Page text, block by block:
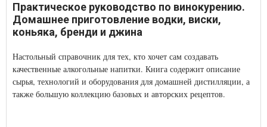
Практическое руководство по винокурению.
Домашнее приготовление водки, виски,
коньяка, бренди и джина
Настольный справочник для тех, кто хочет сам создавать
качественные алкогольные напитки. Книга содержит описание
сырья, технологий и оборудования для домашней дистилляции, а
также большую коллекцию базовых и авторских рецептов.